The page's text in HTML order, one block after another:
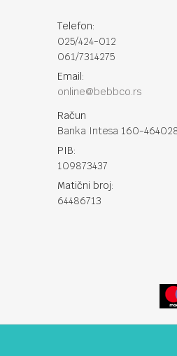
Telefon:
025/424-012
061/7314275
Email:
online@bebbco.rs
Račun
Banka Intesa 160-
PIB:
109873437
Matični broj:
64486713